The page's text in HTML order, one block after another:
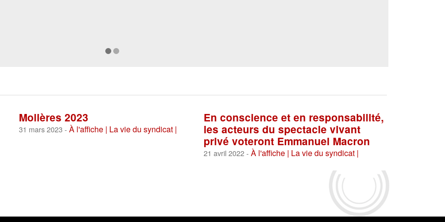
Molières 2023
31 mars 2023 - À l'affiche | La vie du syndicat |
En conscience et en responsabilité,
les acteurs du spectacle vivant
privé voteront Emmanuel Macron
21 avril 2022 - À l'affiche | La vie du syndicat |